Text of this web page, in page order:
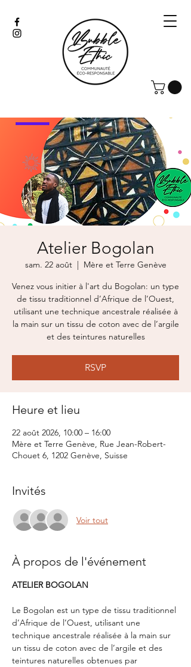
Atelier Bogolan
sam. 22 août
  |
Mère et Terre Genève
Venez vous initier à l'art du Bogolan: un type
de tissu traditionnel d’Afrique de l’Ouest,
utilisant une technique ancestrale réalisée à
la main sur un tissu de coton avec de l’argile
et des teintures naturelles
RSVP
Heure et lieu
22 août 2026, 10:00 – 16:00
Mère et Terre Genève, Rue Jean-Robert-
Chouet 6, 1202 Genève, Suisse
Invités
Voir tout
À propos de l'événement
ATELIER BOGOLAN
Le Bogolan est un type de tissu traditionnel
d’Afrique de l’Ouest, utilisant une
technique ancestrale réalisée à la main sur
un tissu de coton avec de l’argile et des
teintures naturelles obtenues par